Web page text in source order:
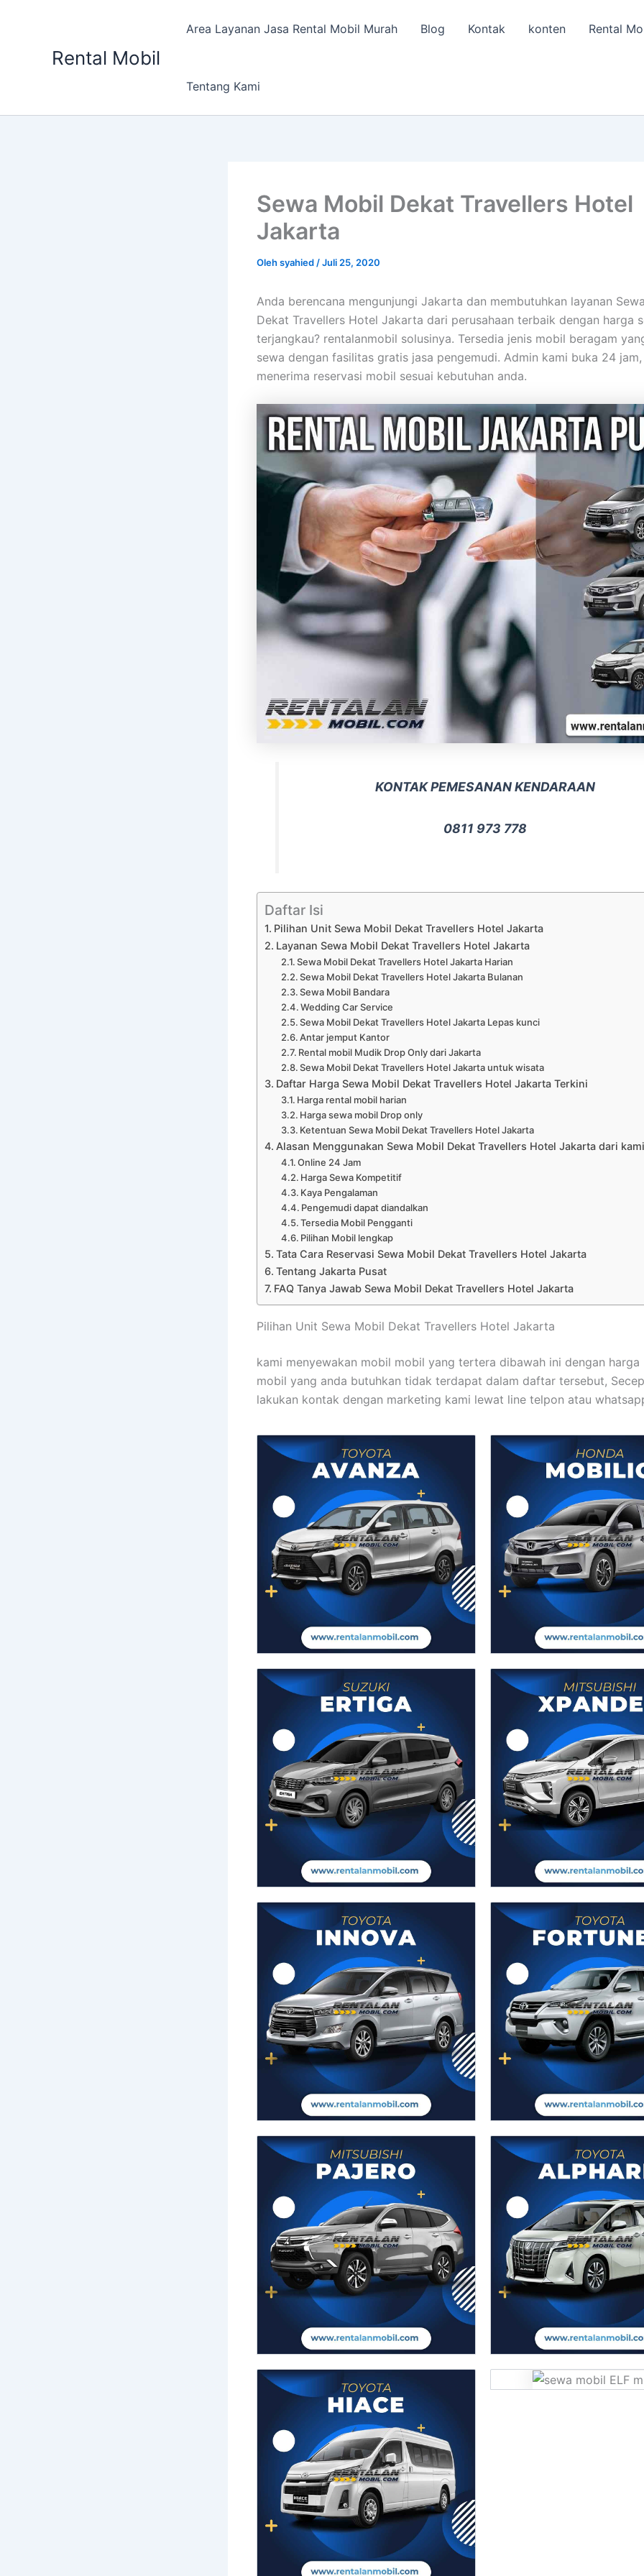
Rental Mobil
Area Layanan Jasa Rental Mobil Murah Blog Kontak konten Rental
Tentang Kami
Sewa Mobil Dekat Travellers Hotel
Jakarta
Olehsyahied /Juli 25, 2020
Anda berencana mengunjungi Jakarta dan membutuhkan layanan
Dekat Travellers Hotel Jakarta dari perusahaan terbaik dengan harga
terjangkau? rentalanmobil solusinya. Tersedia jenis mobil beragam
sewa dengan fasilitas gratis jasa pengemudi. Admin kami buka 24
menerima reservasi mobil sesuai kebutuhan anda.
KONTAK PEMESANAN KENDARAAN
0811 973 778
Daftar Isi
Pilihan Unit Sewa Mobil Dekat Travellers Hotel Jakarta
Layanan Sewa Mobil Dekat Travellers Hotel Jakarta
Sewa Mobil Dekat Travellers Hotel Jakarta Harian
Sewa Mobil Dekat Travellers Hotel Jakarta Bulanan
Sewa Mobil Bandara
Wedding Car Service
Sewa Mobil Dekat Travellers Hotel Jakarta Lepas kunci
Antar jemput Kantor
Rental mobil Mudik Drop Only dari Jakarta
Sewa Mobil Dekat Travellers Hotel Jakarta untuk wisata
Daftar Harga Sewa Mobil Dekat Travellers Hotel Jakarta Terkini
Harga rental mobil harian
Harga sewa mobil Drop only
Ketentuan Sewa Mobil Dekat Travellers Hotel Jakarta
Alasan Menggunakan Sewa Mobil Dekat Travellers Hotel Jakarta dari kami
Online 24 Jam
Harga Sewa Kompetitif
Kaya Pengalaman
Pengemudi dapat diandalkan
Tersedia Mobil Pengganti
Pilihan Mobil lengkap
Tata Cara Reservasi Sewa Mobil Dekat Travellers Hotel Jakarta
Tentang Jakarta Pusat
FAQ Tanya Jawab Sewa Mobil Dekat Travellers Hotel Jakarta
Pilihan Unit Sewa Mobil Dekat Travellers Hotel Jakarta
kami menyewakan mobil mobil yang tertera dibawah ini dengan harga
mobil yang anda butuhkan tidak terdapat dalam daftar tersebut,
lakukan kontak dengan marketing kami lewat line telpon atau